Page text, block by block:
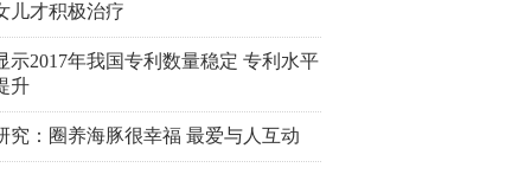
儿才积极治疗
示2017年我国专利数量稳定 专利水平
升
究：圈养海豚很幸福 最爱与人互动